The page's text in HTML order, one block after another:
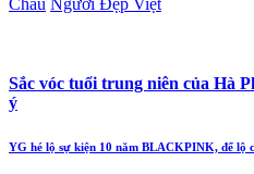
Sắc vóc tuổi trung niên của Hà
ý
YG hé lộ sự kiện 10 năm BLACKPINK, để lộ